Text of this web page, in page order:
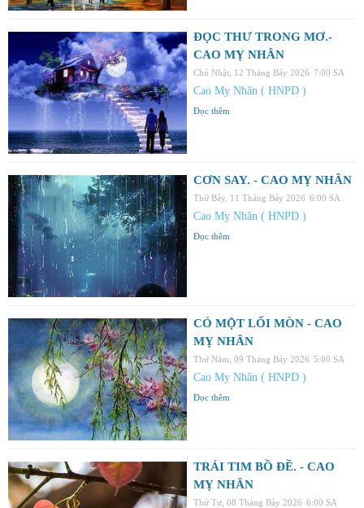
ĐỌC THƯ TRONG MƠ.-
CAO MỴ NHÂN
Chủ Nhật, 12 Tháng Bảy 2026 7:00 SA
Cao Mỵ Nhân ( HNPD )
Đọc thêm
CƠN SAY. - CAO MỴ NHÂN
Thứ Bảy, 11 Tháng Bảy 2026 6:00 SA
Cao Mỵ Nhân ( HNPD )
Đọc thêm
CÓ MỘT LỐI MÒN - CAO
MỴ NHÂN
Thứ Năm, 09 Tháng Bảy 2026 5:00 SA
Cao Mỵ Nhân ( HNPD )
Đọc thêm
TRÁI TIM BỒ ĐỀ. - CAO
MỴ NHÂN
Thứ Tư, 08 Tháng Bảy 2026 6:00 SA